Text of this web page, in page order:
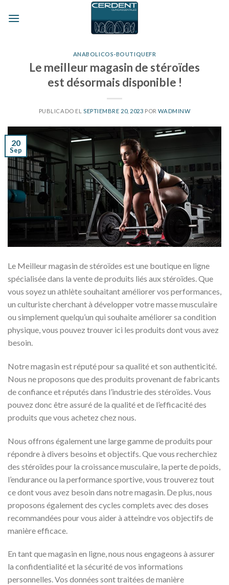
ANABOLICOS-BOUTIQUEFR
Le meilleur magasin de stéroïdes
est désormais disponible !
PUBLICADO EL SEPTIEMBRE 20, 2023 PORWADMINW
20
Sep
Le Meilleur magasin de stéroïdes est une boutique en ligne
spécialisée dans la vente de produits liés aux stéroïdes. Que
vous soyez un athlète souhaitant améliorer vos performances,
un culturiste cherchant à développer votre masse musculaire
ou simplement quelqu’un qui souhaite améliorer sa condition
physique, vous pouvez trouver ici les produits dont vous avez
besoin.
Notre magasin est réputé pour sa qualité et son authenticité.
Nous ne proposons que des produits provenant de fabricants
de confiance et réputés dans l’industrie des stéroïdes. Vous
pouvez donc être assuré de la qualité et de l’efficacité des
produits que vous achetez chez nous.
Nous offrons également une large gamme de produits pour
répondre à divers besoins et objectifs. Que vous recherchiez
des stéroïdes pour la croissance musculaire, la perte de poids,
l’endurance ou la performance sportive, vous trouverez tout
ce dont vous avez besoin dans notre magasin. De plus, nous
proposons également des cycles complets avec des doses
recommandées pour vous aider à atteindre vos objectifs de
manière efficace.
En tant que magasin en ligne, nous nous engageons à assurer
la confidentialité et la sécurité de vos informations
personnelles. Vos données sont traitées de manière